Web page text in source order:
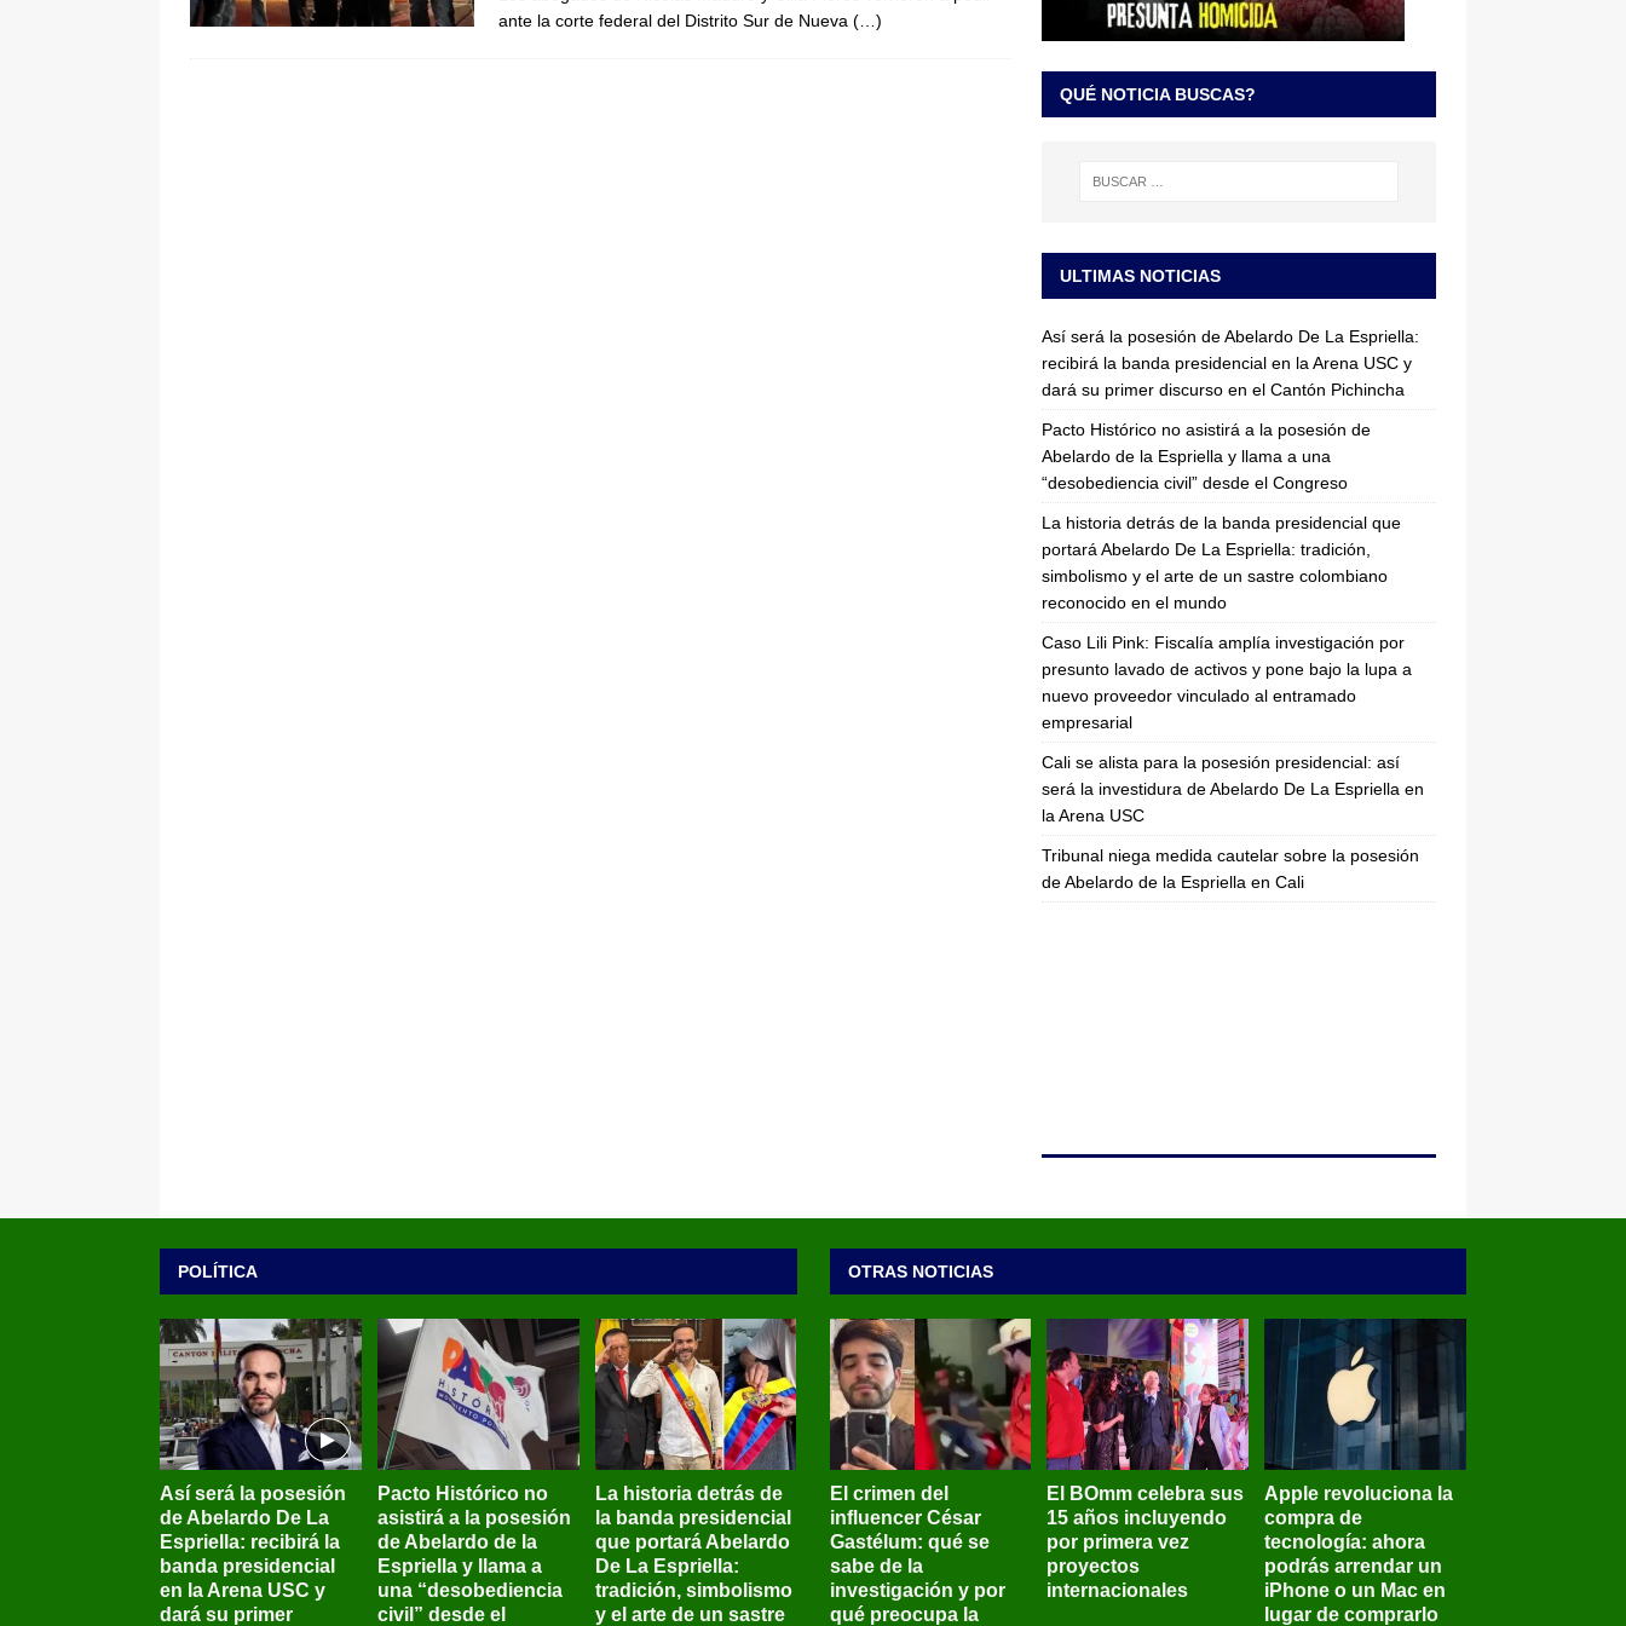
pone bajo la lupa a nuevo proveedor vinculado al entramado empresarial JUDICIALES
ante la corte federal del Distrito Sur de Nueva (…)
QUÉ NOTICIA BUSCAS?
ULTIMAS NOTICIAS
Así será la posesión de Abelardo De La Espriella:
recibirá la banda presidencial en la Arena USC y
dará su primer discurso en el Cantón Pichincha
Pacto Histórico no asistirá a la posesión de
Abelardo de la Espriella y llama a una
“desobediencia civil” desde el Congreso
La historia detrás de la banda presidencial que
portará Abelardo De La Espriella: tradición,
simbolismo y el arte de un sastre colombiano
reconocido en el mundo
Caso Lili Pink: Fiscalía amplía investigación por
presunto lavado de activos y pone bajo la lupa a
nuevo proveedor vinculado al entramado
empresarial
Cali se alista para la posesión presidencial: así
será la investidura de Abelardo De La Espriella en
la Arena USC
Tribunal niega medida cautelar sobre la posesión
de Abelardo de la Espriella en Cali
POLÍTICA
Así será la posesión
de Abelardo De La
Espriella: recibirá la
banda presidencial
en la Arena USC y
dará su primer
Pacto Histórico no
asistirá a la posesión
de Abelardo de la
Espriella y llama a
una “desobediencia
civil” desde el
La historia detrás de
la banda presidencial
que portará Abelardo
De La Espriella:
tradición, simbolismo
y el arte de un sastre
OTRAS NOTICIAS
El crimen del
influencer César
Gastélum: qué se
sabe de la
investigación y por
qué preocupa la
El BOmm celebra sus
15 años incluyendo
por primera vez
proyectos
internacionales
Apple revoluciona la
compra de
tecnología: ahora
podrás arrendar un
iPhone o un Mac en
lugar de comprarlo